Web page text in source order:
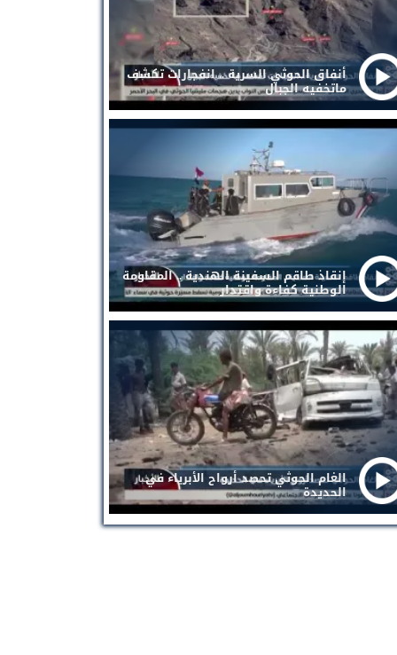
أنفاق الحوثي السرية .. انفجارات تكشف
ماتخفيه الجبال
إنقاذ طاقم السفينة الهندية .. المقاومة
الوطنية كفاءة واقتدار
الغام الحوثي تحصد أرواح الأبرياء في
الحديدة